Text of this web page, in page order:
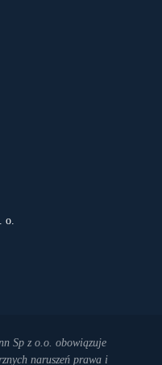
o.
Sp z o.o. obowiązuje
naruszeń prawa i